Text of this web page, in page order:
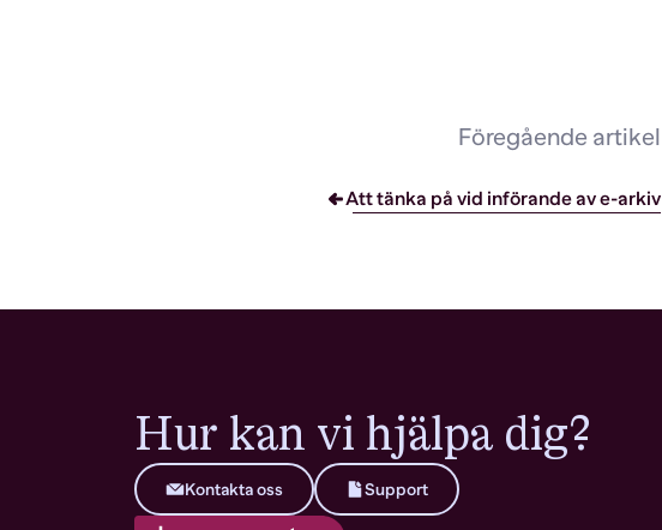
Föregående artikel
Att tänka på vid införande av e-arkiv
Hur kan vi hjälpa dig?
Kontakta oss Support